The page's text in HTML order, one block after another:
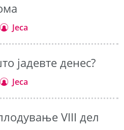
Jeca
јадевте денес?
Jeca
VIII дел